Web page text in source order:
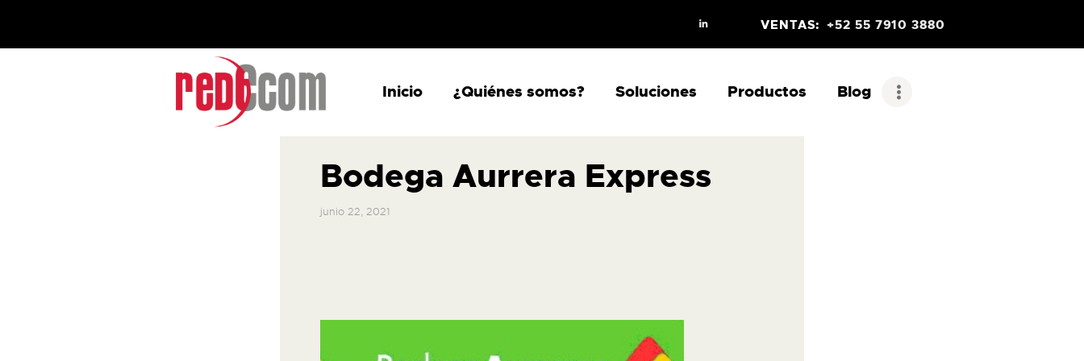
VENTAS: +52 55 7910 3880
Inicio ¿Quiénes somos? Soluciones Productos Blog
¿QUIÉNES SOMOS?
SOLUCIONES
BLOG
CONTACTO
Bodega Aurrera Express
junio 22, 2021